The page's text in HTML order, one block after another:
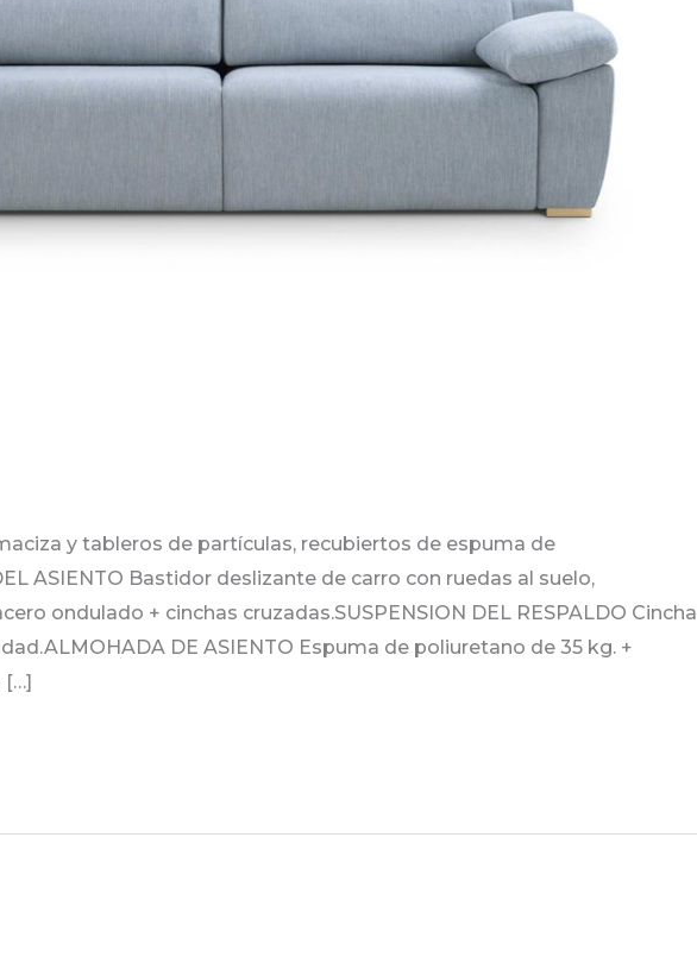
y tableros de partículas, recubiertos de espuma de
ASIENTO Bastidor deslizante de carro con ruedas al suelo,
ondulado + cinchas cruzadas.SUSPENSION DEL RESPALDO Cincha
DE ASIENTO Espuma de poliuretano de 35 kg. +
[…]